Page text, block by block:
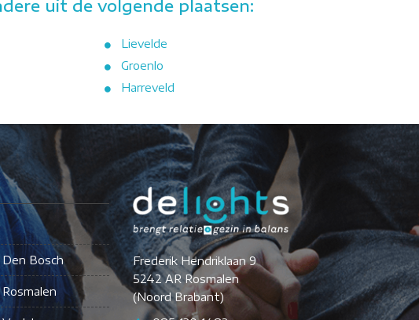
uit de volgende plaatsen:
Lievelde
Groenlo
Harreveld
Bosch
Frederik Hendriklaan 9
5242 AR Rosmalen
(Noord Brabant)